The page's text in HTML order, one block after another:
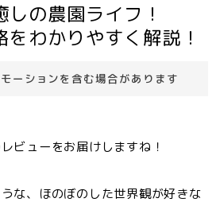
しの農園ライフ！
わかりやすく解説！
ーションを含む場合があります
ビューをお届けしますね！
な、ほのぼのした世界観が好きな